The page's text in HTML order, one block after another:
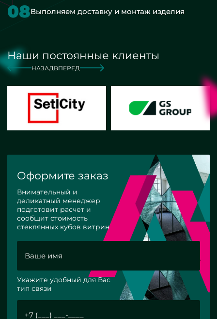
08Выполняем доставку и монтаж изделия
Наши постоянные клиенты
НАЗАД ВПЕРЕД
Оформите заказ
Внимательный и
деликатный менеджер
подготовит расчет и
сообщит стоимость
стеклянных кубов витрин
Укажите удобный для Вас
тип связи